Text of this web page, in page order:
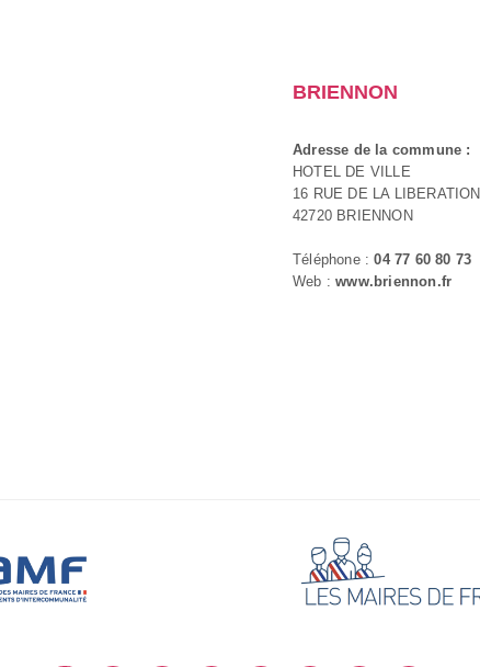
BRIENNON
Adresse de la commune :
HOTEL DE VILLE
16 RUE DE LA LIBERATION
42720 BRIENNON
Téléphone :04 77 60 80 73
Web :www.briennon.fr